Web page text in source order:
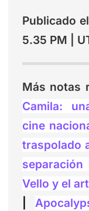
Publicado
5.35 PM |
Más notas
Camila:
cine
traspolado
Vello y el
|